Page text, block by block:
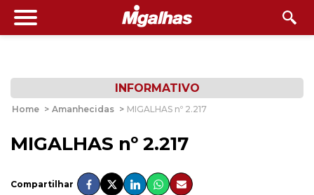
INFORMATIVO
Home > Amanhecidas > MIGALHAS nº 2.217
MIGALHAS nº 2.217
Compartilhar